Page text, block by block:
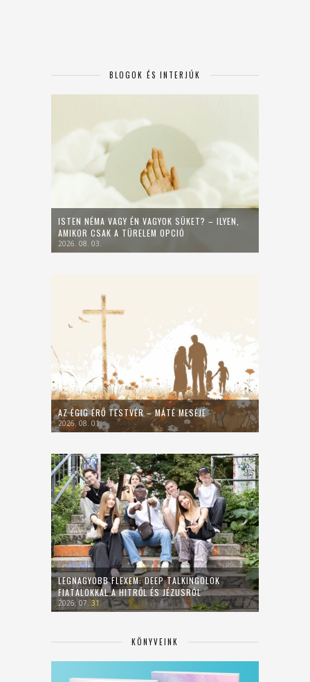
BLOGOK ÉS INTERJÚK
ISTEN NÉMA VAGY ÉN VAGYOK SÜKET? – ILYEN,
AMIKOR CSAK A TÜRELEM OPCIÓ
2026. 08. 03.
AZ ÉGIG ÉRŐ TESTVÉR – MÁTÉ MESÉJE
2026. 08. 01.
LEGNAGYOBB FLEXEM: DEEP TALKINGOLOK
FIATALOKKAL A HITRŐL ÉS JÉZUSRÓL
2026. 07. 31.
KÖNYVEINK